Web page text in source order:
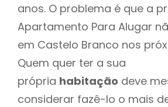
anos. O problema é que a
Apartamento Para Alugar
em Castelo Branco nos
Quem quer ter a sua
própria habitação deve
considerar fazê-lo o mais